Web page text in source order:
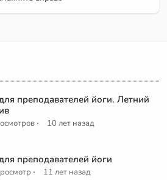
преподавателей йоги. Летний
· 10 лет назад
преподавателей йоги
· 11 лет назад